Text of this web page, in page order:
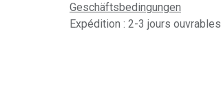
Geschäftsbedingungen
Expédition : 2-3 jours ouvrables